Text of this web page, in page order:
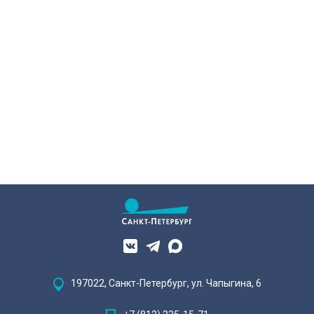
197022, Санкт-Петербург, ул. Чапыгина, 6